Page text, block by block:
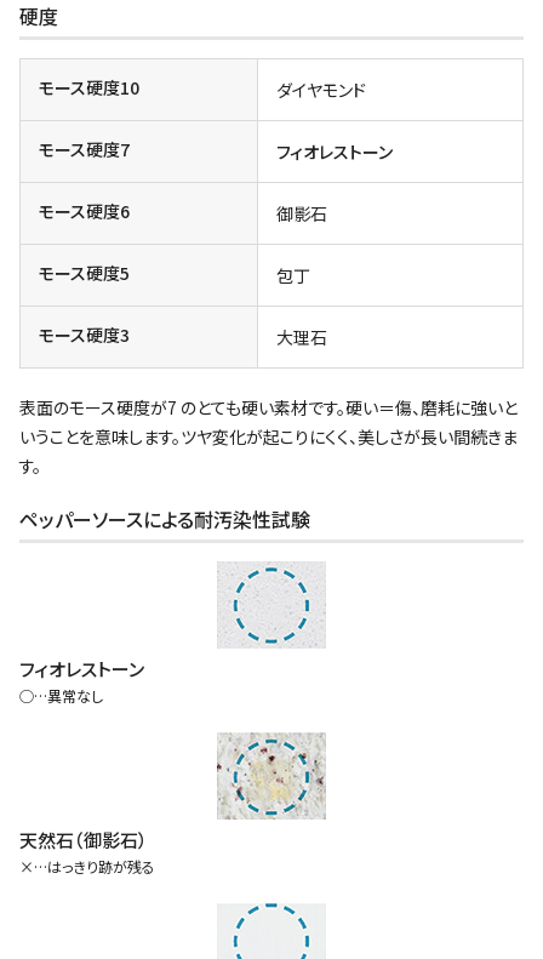
硬度
モース硬度10 ダイヤモンド
モース硬度7 フィオレストーン
モース硬度6 御影石
モース硬度5 包丁
モース硬度3 大理石
表面のモース硬度が7 のとても硬い素材です。硬い＝傷、磨耗に強いと
いうことを意味します。ツヤ変化が起こりにくく、美しさが長い間続きま
す。
ペッパーソースによる耐汚染性試験
フィオレストーン
◯…異常なし
天然石（御影石）
×…はっきり跡が残る